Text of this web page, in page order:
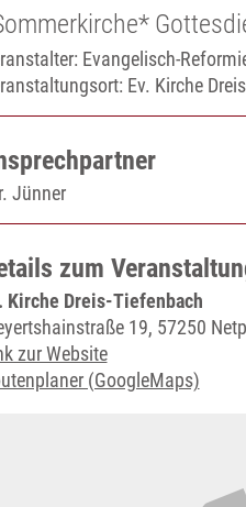
Evangelisch-
Ev. Kirche
Jünner
zum
Kirche Dreis-Tiefenbach
19, 57250
zur Website
(GoogleMaps)